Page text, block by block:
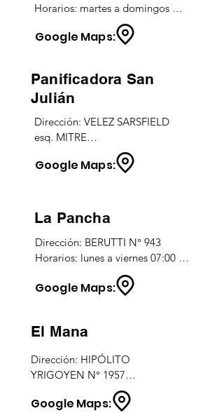
Google Maps:
Panificadora San
Julián
Dirección: VELEZ SARSFIELD
esq. MITRE
Horarios: TODOS LOS DÍAS
08:00 a 13:00hs / 16:00 a
Horarios: martes a domingos
08:30 a 13:30hs / 16:00 a
20:30hs.
Google Maps:
La Pancha
Dirección: BERUTTI N° 943
Horarios: lunes a viernes 07:00 a
13:00hs / 16:00 a 20hs.
Google Maps:
El Mana
Dirección: HIPÓLITO
YRIGOYEN N° 1957
Horarios: TODOS LOS DIAS
06:00 A 21:00hs.
Google Maps: